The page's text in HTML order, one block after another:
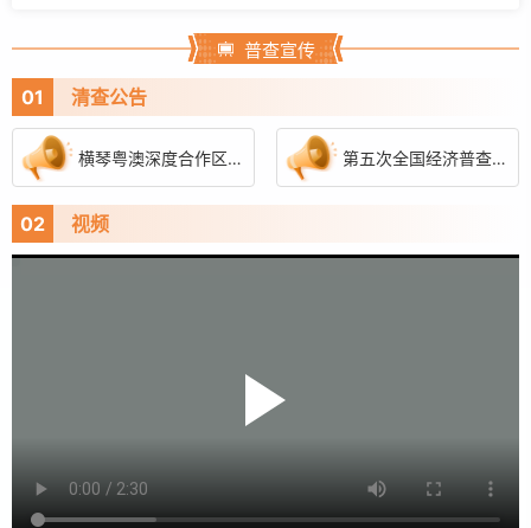
产业普查和基本单位普查合并，将建筑业纳入普查内容，
统称为经济普查，并于同年开展了第一次全国经济普查。
经济普查每10年进行两次，分别在逢3、逢8的年份实施，
标准时点为普查年份的12月31日，普查时期资料为普查年
份的年度资料。
目前，我国已在2004年、2008年、2013年和2018
普查宣传
01 清查公告
横琴粤澳深度合作区第五次全国经济普查单位清查告知书 第五次全国经济普查单位清查告知书
02 视频